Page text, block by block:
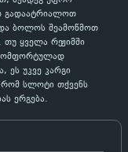
გადაატრიალოთ
და ბოლოს შეამოწმოთ
თუ ყველა რეჟიმში
ეს უკვე კარგი
რომ სლოტი თქვენს
ერგება.